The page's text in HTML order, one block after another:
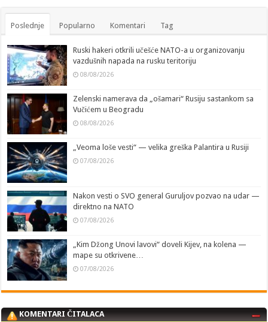
Poslednje Popularno Komentari Tag
Ruski hakeri otkrili učešće NATO-a u organizovanju
vazdušnih napada na rusku teritoriju
08/08/2026
Zelenski namerava da „ošamari“ Rusiju sastankom sa
Vučićem u Beogradu
08/08/2026
„Veoma loše vesti“ — velika greška Palantira u Rusiji
07/08/2026
Nakon vesti o SVO general Guruljov pozvao na udar —
direktno na NATO
07/08/2026
„Kim Džong Unovi lavovi“ doveli Kijev, na kolena —
mape su otkrivene…
07/08/2026
KOMENTARI ČITALACA